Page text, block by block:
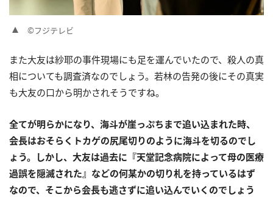
©フジテレビ
また大友は紗耶の事件現場にも足を運んでいたので、殺人の真
相についても調査済なのでしょう。若林の告発の後にその真実
も大友の口から明かされそうですね。
全てが明らかになり、海斗が崖っぷちまで追い込まれた時、
会長はおそらくトカゲの尻尾切りのように海斗を切るのでし
ょう。しかし、大友は過去に『天堂記念病院によって母の医療
過誤を隠滅された』などの何某かの切り札を持っているはず
なので、そこから会長も逃さずに追い込んでいくのでしょう